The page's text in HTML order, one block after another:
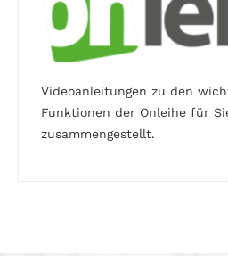
Videoanleitungen zu den
Funktionen der Onleihe für
zusammengestellt.